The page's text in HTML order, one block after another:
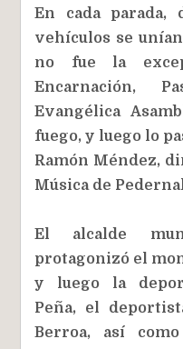
En cada parada,
vehículos se
no fue la
Encarnación,
Evangélica
fuego, y luego lo
Ramón Méndez,
Música de
El alcalde
protagonizó el
y luego la
Peña, el
Berroa, así